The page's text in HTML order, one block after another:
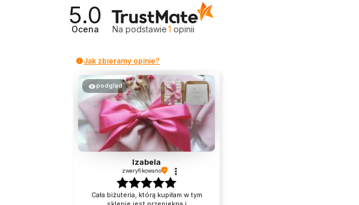
5.0
Ocena Na podstawie1 opinii
Jak zbieramy opinie?
podgląd
Izabela
zweryfikowano
Cała biżuteria, którą kupiłam w tym